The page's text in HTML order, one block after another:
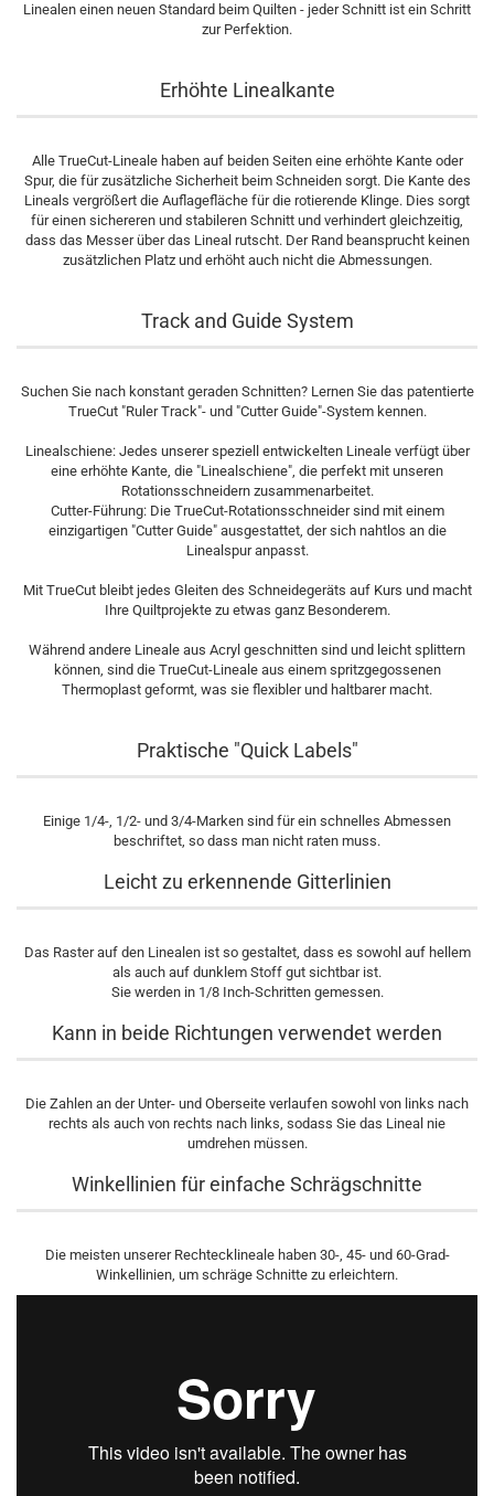
Linealen einen neuen Standard beim Quilten - jeder Schnitt ist ein Schritt
zur Perfektion.
Erhöhte Linealkante
Alle TrueCut-Lineale haben auf beiden Seiten eine erhöhte Kante oder
Spur, die für zusätzliche Sicherheit beim Schneiden sorgt. Die Kante des
Lineals vergrößert die Auflagefläche für die rotierende Klinge. Dies sorgt
für einen sichereren und stabileren Schnitt und verhindert gleichzeitig,
dass das Messer über das Lineal rutscht. Der Rand beansprucht keinen
zusätzlichen Platz und erhöht auch nicht die Abmessungen.
Track and Guide System
Suchen Sie nach konstant geraden Schnitten? Lernen Sie das patentierte
TrueCut "Ruler Track"- und "Cutter Guide"-System kennen.
Linealschiene: Jedes unserer speziell entwickelten Lineale verfügt über
eine erhöhte Kante, die "Linealschiene", die perfekt mit unseren
Rotationsschneidern zusammenarbeitet.
Cutter-Führung: Die TrueCut-Rotationsschneider sind mit einem
einzigartigen "Cutter Guide" ausgestattet, der sich nahtlos an die
Linealspur anpasst.
Mit TrueCut bleibt jedes Gleiten des Schneidegeräts auf Kurs und macht
Ihre Quiltprojekte zu etwas ganz Besonderem.
Während andere Lineale aus Acryl geschnitten sind und leicht splittern
können, sind die TrueCut-Lineale aus einem spritzgegossenen
Thermoplast geformt, was sie flexibler und haltbarer macht.
Praktische "Quick Labels"
Einige 1/4-, 1/2- und 3/4-Marken sind für ein schnelles Abmessen
beschriftet, so dass man nicht raten muss.
Leicht zu erkennende Gitterlinien
Das Raster auf den Linealen ist so gestaltet, dass es sowohl auf hellem
als auch auf dunklem Stoff gut sichtbar ist.
Sie werden in 1/8 Inch-Schritten gemessen.
Kann in beide Richtungen verwendet werden
Die Zahlen an der Unter- und Oberseite verlaufen sowohl von links nach
rechts als auch von rechts nach links, sodass Sie das Lineal nie
umdrehen müssen.
Winkellinien für einfache Schrägschnitte
Die meisten unserer Rechtecklineale haben 30-, 45- und 60-Grad-
Winkellinien, um schräge Schnitte zu erleichtern.